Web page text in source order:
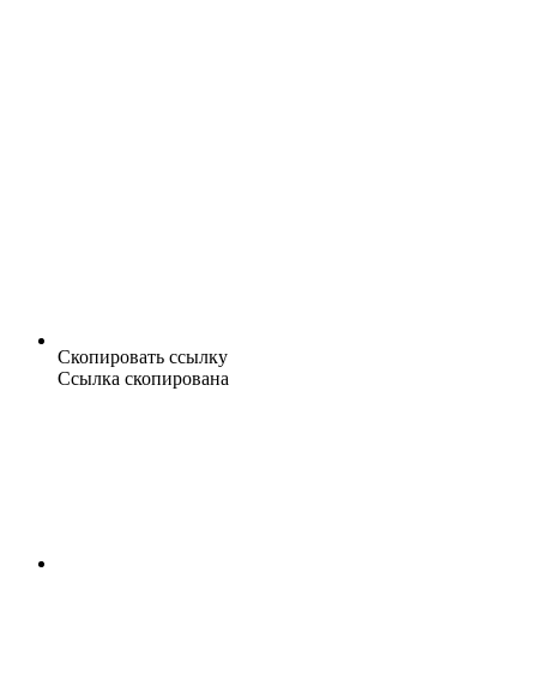
Скопировать ссылку
Ссылка скопирована